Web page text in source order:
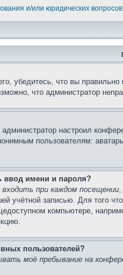
и/или юридических
убедитесь, что вы
что администратор
настроил
пользователям:
ввод имени и пароля?
при каждом посещении,
учётной записью. Для того
компьютере,
пользователей?
моё пребывание на